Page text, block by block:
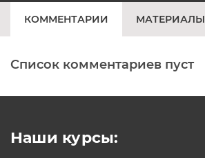
Печатная клавиатура
КОММЕНТАРИИ МАТЕРИАЛЫ
Список комментариев пуст
Наши курсы: